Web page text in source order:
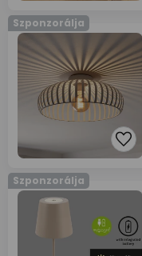
Szponzorálja
Szponzorálja